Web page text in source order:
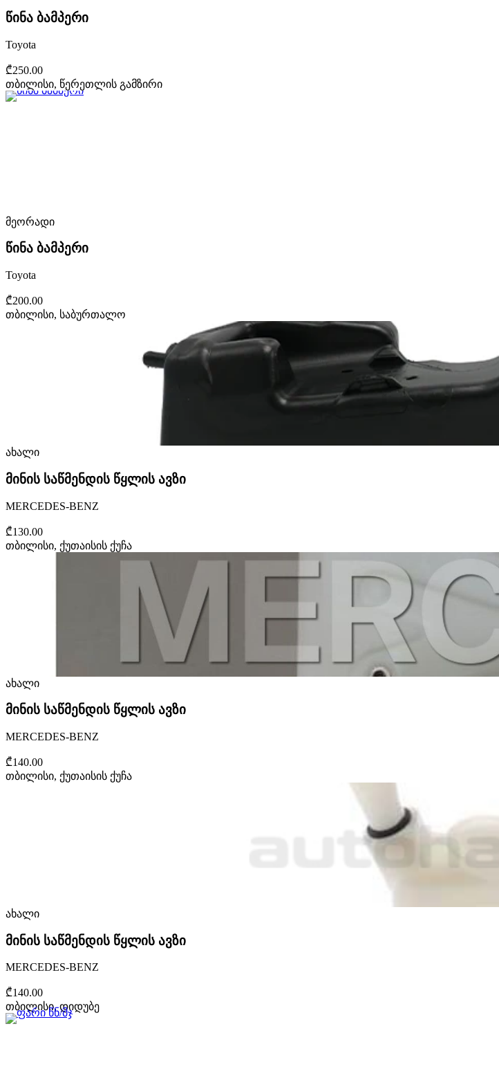
წინა ბამპერი
Toyota
₾250.00
თბილისი, წერეთლის გამზირი
მეორადი
წინა ბამპერი
Toyota
₾200.00
თბილისი, საბურთალო
ახალი
მინის საწმენდის წყლის ავზი
MERCEDES-BENZ
₾130.00
თბილისი, ქუთაისის ქუჩა
ახალი
მინის საწმენდის წყლის ავზი
MERCEDES-BENZ
₾140.00
თბილისი, ქუთაისის ქუჩა
ახალი
მინის საწმენდის წყლის ავზი
MERCEDES-BENZ
₾140.00
თბილისი, დიდუბე